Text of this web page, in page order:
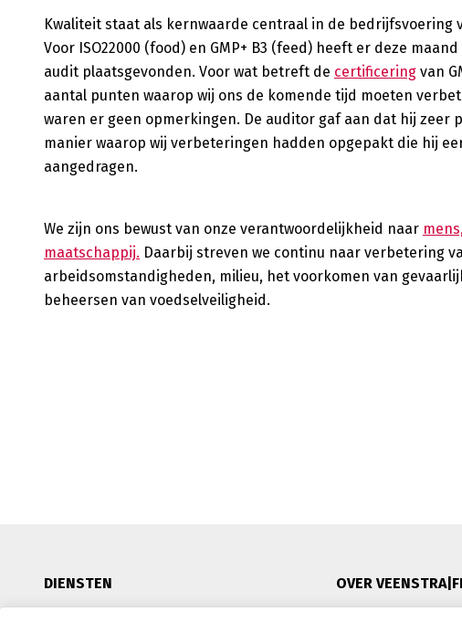
Kwaliteit staat als kernwaarde centraal in de bedrijfsvoering
Voor ISO22000 (food) en GMP+ B3 (feed) heeft er deze
audit plaatsgevonden. Voor wat betreft de certificering van
aantal punten waarop wij ons de komende tijd moeten
waren er geen opmerkingen. De auditor gaf aan dat hij zeer
manier waarop wij verbeteringen hadden opgepakt die hij
aangedragen.
We zijn ons bewust van onze verantwoordelijkheid naar
maatschappij. Daarbij streven we continu naar verbetering
arbeidsomstandigheden, milieu, het voorkomen van
beheersen van voedselveiligheid.
DIENSTEN
OVER